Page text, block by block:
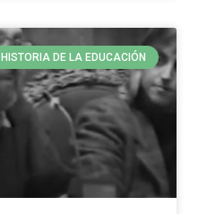
HISTORIA DE LA EDUCACIÓN